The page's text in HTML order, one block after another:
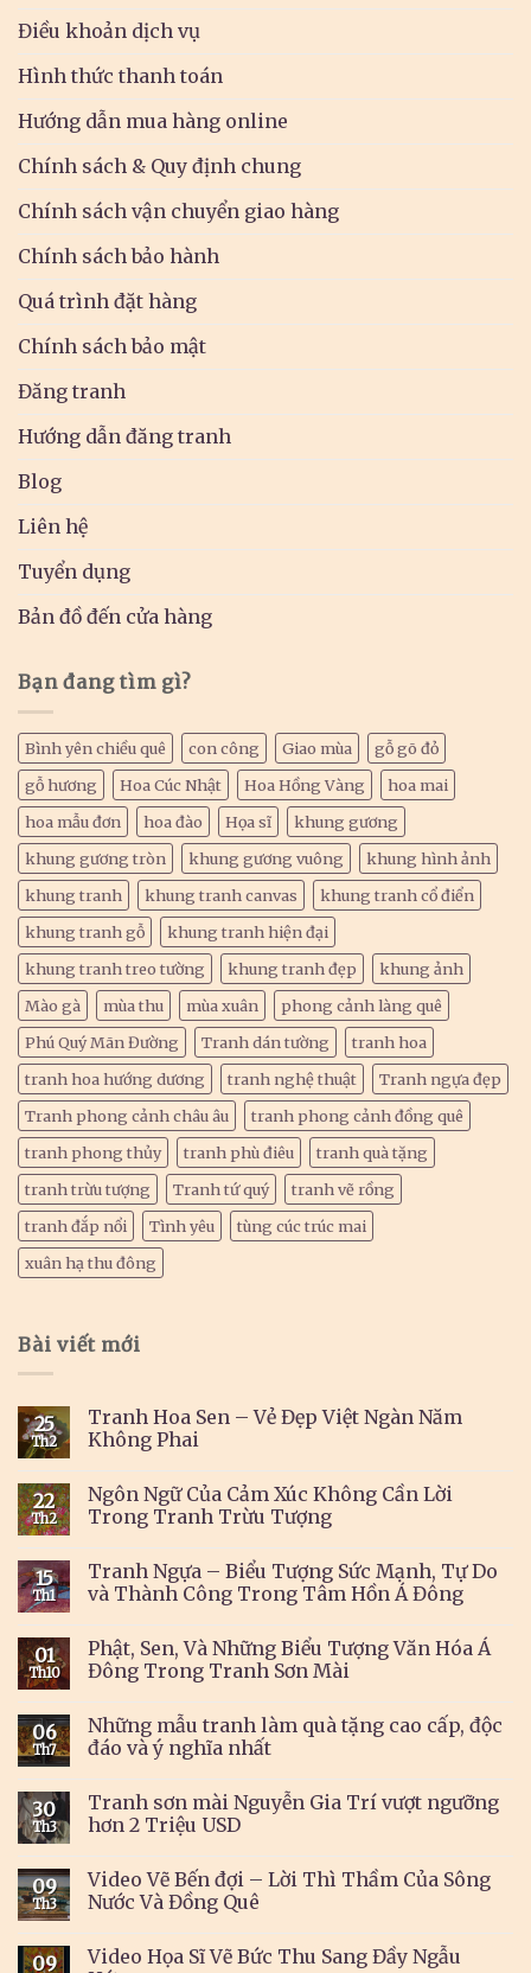
Điều khoản dịch vụ
Hình thức thanh toán
Hướng dẫn mua hàng online
Chính sách & Quy định chung
Chính sách vận chuyển giao hàng
Chính sách bảo hành
Quá trình đặt hàng
Chính sách bảo mật
Đăng tranh
Hướng dẫn đăng tranh
Blog
Liên hệ
Tuyển dụng
Bản đồ đến cửa hàng
Bạn đang tìm gì?
Bình yên chiều quê con công Giao mùa
gỗ gõ đỏ
gỗ hương
Hoa Cúc Nhật Hoa Hồng Vàng
hoa mai
hoa mẫu đơn
hoa đào Họa sĩ
khung gương
khung gương tròn
khung gương vuông
khung hình ảnh
khung tranh
khung tranh canvas
khung tranh cổ điển
khung tranh gỗ
khung tranh hiện đại
khung tranh treo tường
khung tranh đẹp
khung ảnh
Mào gà
mùa thu mùa xuân
phong cảnh làng quê
Phú Quý Mãn Đường
Tranh dán tường
tranh hoa
tranh hoa hướng dương
tranh nghệ thuật
Tranh ngựa đẹp
Tranh phong cảnh châu âu
tranh phong cảnh đồng quê
tranh phong thủy
tranh phù điêu
tranh quà tặng
tranh trừu tượng
Tranh tứ quý
tranh vẽ rồng
tranh đắp nổi
Tình yêu
tùng cúc trúc mai
xuân hạ thu đông
Bài viết mới
25
Th2
Tranh Hoa Sen – Vẻ Đẹp Việt Ngàn Năm
Không Phai
22
Th2
Ngôn Ngữ Của Cảm Xúc Không Cần Lời
Trong Tranh Trừu Tượng
15
Th1
Tranh Ngựa – Biểu Tượng Sức Mạnh, Tự Do
và Thành Công Trong Tâm Hồn Á Đông
01
Th10
Phật, Sen, Và Những Biểu Tượng Văn Hóa Á
Đông Trong Tranh Sơn Mài
06
Th7
Những mẫu tranh làm quà tặng cao cấp, độc
đáo và ý nghĩa nhất
30
Th3
Tranh sơn mài Nguyễn Gia Trí vượt ngưỡng
hơn 2 Triệu USD
09
Th3
Video Vẽ Bến đợi – Lời Thì Thầm Của Sông
Nước Và Đồng Quê
09
Video Họa Sĩ Vẽ Bức Thu Sang Đầy Ngẫu